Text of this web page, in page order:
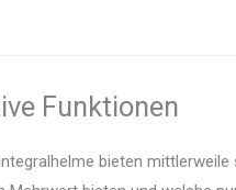
Funktionen
bieten